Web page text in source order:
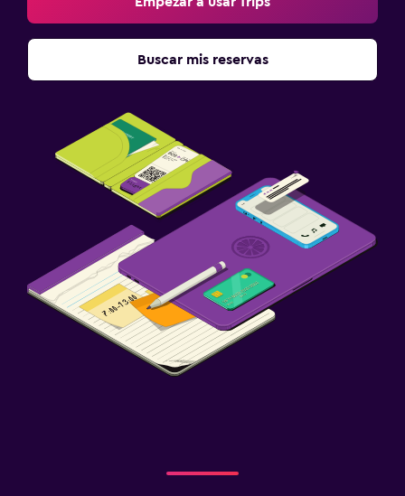
Buscar mis reservas